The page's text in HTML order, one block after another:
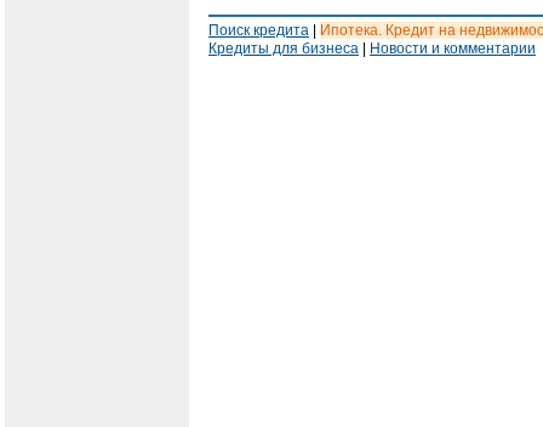
Поиск кредита
Ипотека. Кредит на
Кредиты для бизнеса
Новости и комментарии